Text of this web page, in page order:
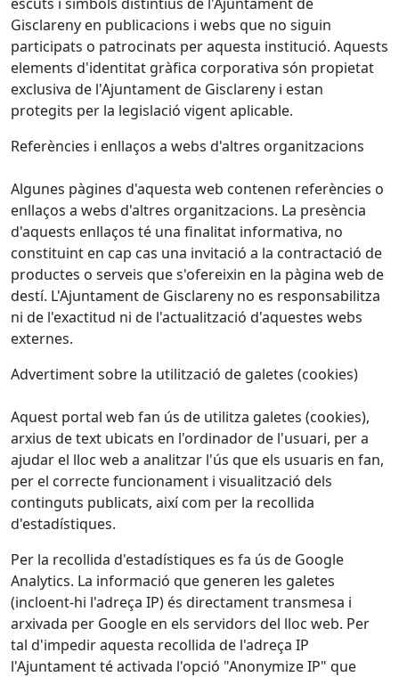
Gisclareny en publicacions i webs que no siguin
participats o patrocinats per aquesta institució. Aquests
elements d'identitat gràfica corporativa són propietat
exclusiva de l'Ajuntament de Gisclareny i estan
protegits per la legislació vigent aplicable.
Referències i enllaços a webs d'altres organitzacions
Algunes pàgines d'aquesta web contenen referències o
enllaços a webs d'altres organitzacions. La presència
d'aquests enllaços té una finalitat informativa, no
constituint en cap cas una invitació a la contractació de
productes o serveis que s'ofereixin en la pàgina web de
destí. L'Ajuntament de Gisclareny no es responsabilitza
ni de l'exactitud ni de l'actualització d'aquestes webs
externes.
Advertiment sobre la utilització de galetes (cookies)
Aquest portal web fan ús de utilitza galetes (cookies),
arxius de text ubicats en l'ordinador de l'usuari, per a
ajudar el lloc web a analitzar l'ús que els usuaris en fan,
per el correcte funcionament i visualització dels
continguts publicats, així com per la recollida
d'estadístiques.
Per la recollida d'estadístiques es fa ús de Google
Analytics. La informació que generen les galetes
(incloent-hi l'adreça IP) és directament transmesa i
arxivada per Google en els servidors del lloc web. Per
tal d'impedir aquesta recollida de l'adreça IP
l'Ajuntament té activada l'opció "Anonymize IP" que